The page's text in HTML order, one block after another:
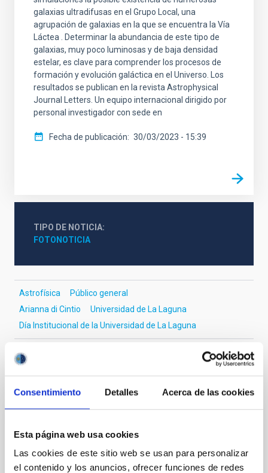
Consentimiento Detalles Acerca de las cookies
Esta página web usa cookies
Las cookies de este sitio web se usan para personalizar
el contenido y los anuncios, ofrecer funciones de redes
galaxias ultradifusas en el Grupo Local, una
agrupación de galaxias en la que se encuentra la Vía
Láctea . Determinar la abundancia de este tipo de
galaxias, muy poco luminosas y de baja densidad
estelar, es clave para comprender los procesos de
formación y evolución galáctica en el Universo. Los
resultados se publican en la revista Astrophysical
Journal Letters. Un equipo internacional dirigido por
personal investigador con sede en
Fecha de publicación 30/03/2023 - 15:39
TIPO DE NOTICIA
FOTONOTICIA
Astrofísica
Público general
Arianna di Cintio
Universidad de La Laguna
Día Institucional de la Universidad de La Laguna
Otras noticias relacionadas
IAC, galardonado con el Premio a la